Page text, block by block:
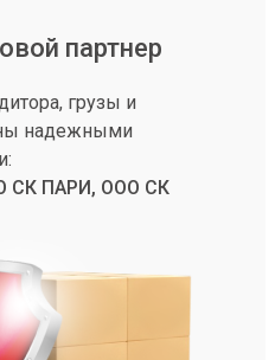
партнер
грузы и
надежными
СК ПАРИ, ООО СК